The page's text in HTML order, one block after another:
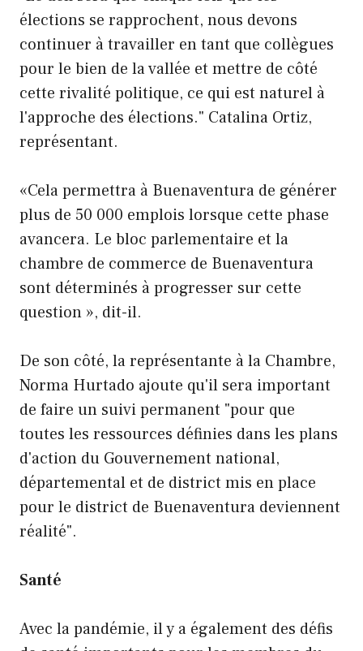
élections se rapprochent, nous devons
continuer à travailler en tant que collègues
pour le bien de la vallée et mettre de côté
cette rivalité politique, ce qui est naturel à
l'approche des élections." Catalina Ortiz,
représentant.
«Cela permettra à Buenaventura de générer
plus de 50 000 emplois lorsque cette phase
avancera. Le bloc parlementaire et la
chambre de commerce de Buenaventura
sont déterminés à progresser sur cette
question », dit-il.
De son côté, la représentante à la Chambre,
Norma Hurtado ajoute qu'il sera important
de faire un suivi permanent "pour que
toutes les ressources définies dans les plans
d'action du Gouvernement national,
départemental et de district mis en place
pour le district de Buenaventura deviennent
réalité".
Santé
Avec la pandémie, il y a également des défis